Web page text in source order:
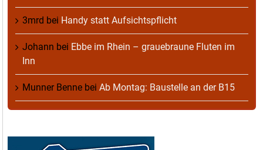
3mrd bei Handy statt Aufsichtspflicht
Johann bei Ebbe im Rhein – grauebraune Fluten im
Inn
Munner Benne bei Ab Montag: Baustelle an der B15